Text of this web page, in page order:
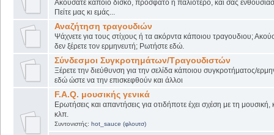
Ακούσατε κάποιο δίσκο, πρόσφατο ή παλιότερο, και σας
Πείτε μας κι εμάς...
Αναζήτηση τραγουδιών
Ψάχνετε για τους στίχους ή τα ακόρντα κάποιου τραγουδιου;
δεν ξέρετε τον ερμηνευτή; Ρωτήστε εδώ.
Σύνδεσμοι Συγκροτημάτων/Τραγουδιστών
Ξέρετε την διεύθυνση για την σελίδα κάποιου συγκροτήματος/
εδώ ώστε να την επισκεφθούν και άλλοι
F.A.Q. μουσικής γενικά
Ερωτήσεις και απαντήσεις για οτιδήποτε έχει σχέση με τη μουσική,
κλπ.
Συντονιστής: hot_sauce (φλουτσ)